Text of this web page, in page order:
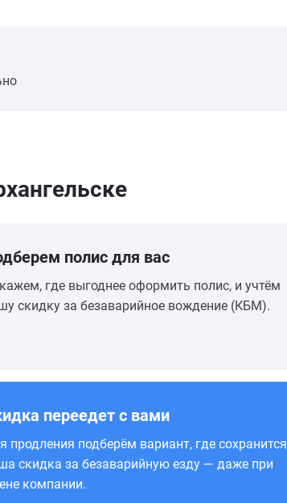
полис для вас
где выгоднее оформить полис, и учтём
скидку за безаварийное вождение (КБМ).
переедет с вами
продления подберём вариант, где сохранится
скидка за безаварийную езду — даже при
компании.